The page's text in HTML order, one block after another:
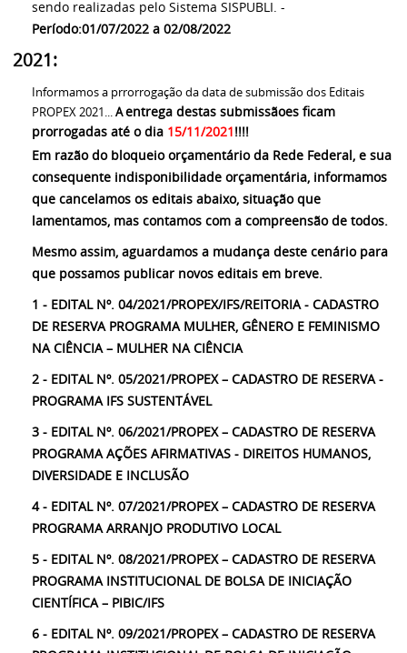
sendo realizadas pelo Sistema SISPUBLI. -
Período:01/07/2022 a 02/08/2022
2021:
Informamos a prrorrogação da data de submissão dos Editais
PROPEX 2021...Aentrega destas submissãoes ficam
prorrogadas até o dia 15/11/2021!!!!
Em razão do bloqueio orçamentário da Rede Federal, e sua
consequente indisponibilidade orçamentária, informamos
que cancelamos os editais abaixo, situação que
lamentamos, mas contamos com a compreensão de todos.
Mesmo assim, aguardamos a mudança deste cenário para
que possamos publicar novos editais em breve.
1 - EDITAL Nº. 04/2021/PROPEX/IFS/REITORIA - CADASTRO
DE RESERVA PROGRAMA MULHER, GÊNERO E FEMINISMO
NA CIÊNCIA – MULHER NA CIÊNCIA
2 - EDITAL Nº. 05/2021/PROPEX – CADASTRO DE RESERVA -
PROGRAMA IFS SUSTENTÁVEL
3 - EDITAL Nº. 06/2021/PROPEX – CADASTRO DE RESERVA
PROGRAMA AÇÕES AFIRMATIVAS - DIREITOS HUMANOS,
DIVERSIDADE E INCLUSÃO
4 - EDITAL Nº. 07/2021/PROPEX – CADASTRO DE RESERVA
PROGRAMA ARRANJO PRODUTIVO LOCAL
5 - EDITAL Nº. 08/2021/PROPEX – CADASTRO DE RESERVA
PROGRAMA INSTITUCIONAL DE BOLSA DE INICIAÇÃO
CIENTÍFICA – PIBIC/IFS
6 - EDITAL Nº. 09/2021/PROPEX – CADASTRO DE RESERVA